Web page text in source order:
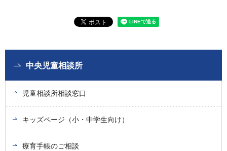
中央児童相談所
児童相談所相談窓口
キッズページ（小・中学生向け）
療育手帳のご相談